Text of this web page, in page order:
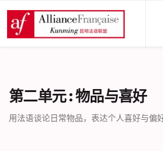
第二单元 : 物品与喜好
用法语谈论日常物品，表达个人喜好与偏好